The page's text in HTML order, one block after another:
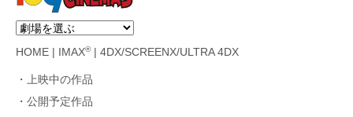
HOME IMAX®| 4DX/SCREENX/ULTRA 4DX
上映中の作品
公開予定作品